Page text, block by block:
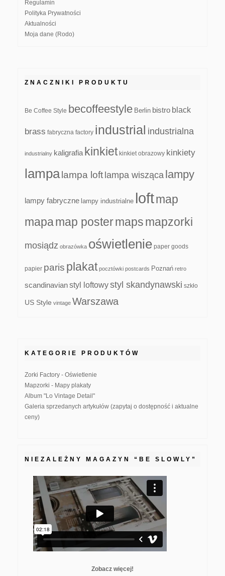
Regulamin
Polityka Prywatności
Aktualności
Moja dane (Rodo)
ZNACZNIKI PRODUKTU
Be Coffee Style becoffeestyle Berlin bistro black
brass fabryczna factory industrial industrialna
industrialny kaligrafia kinkiet kinkiet obrazowy kinkiety
lampa lampa loft lampa wisząca lampy
lampy fabryczne lampy industrialne loftmap
mapamap postermapsmapzorki
mosiądz obrazówka oświetlenie paper goods
papier paris plakat pocztówki postcards Poznań retro
scandinavianstyl loftowystyl skandynawski szkło
US Style vintage Warszawa
KATEGORIE PRODUKTÓW
Zorki Factory - Oświetlenie
Mapzorki - Mapy plakaty
Album "Lo Vintage Detail"
Galeria sprzedanych artykułów (zapytaj o dostępność i aktualne
ceny)
NIEZALEŻNY MAGAZYN “BE SLOWLY”
Zobacz więcej!